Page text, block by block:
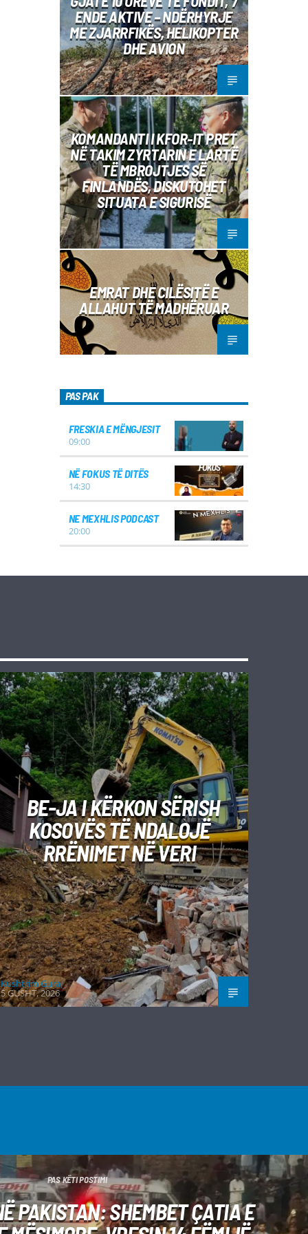
ENDE AKTIVE – NDËRHYRJE
ME ZJARRFIKËS, HELIKOPTER
DHE AVION
KOMANDANTI I KFOR-IT PRET
NË TAKIM ZYRTARIN E LARTË
TË MBROJTJES SË
FINLANDËS, DISKUTOHET
SITUATA E SIGURISË
EMRAT DHE CILËSITË E
ALLAHUT TË MADHËRUAR
PAS PAK
FRESKIA E MËNGJESIT
09:00
NË FOKUS TË DITËS
14:30
NE MEXHLIS PODCAST
20:00
BE-JA I KËRKON SËRISH
KOSOVËS TË NDALOJË
RRËNIMET NË VERI
Kushtrim Guraj
5 GUSHT, 2026
PAS KËTI POSTIMI
PAKISTAN: SHEMBET ÇATIA E